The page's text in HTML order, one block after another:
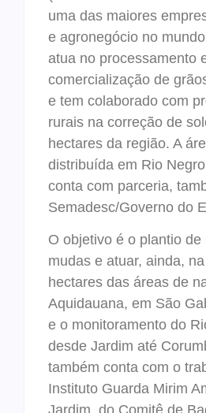
uma das maiores
e agronegócio no
atua no processamento
comercialização de
e tem colaborado com
rurais na correção de
hectares da região. A
distribuída em Rio
conta com parceria,
Semadesc/Governo do
O objetivo é o plantio de
mudas e atuar, ainda,
hectares das áreas de
Aquidauana, em São
e o monitoramento do
desde Jardim até
também conta com o
Instituto Guarda Mirim